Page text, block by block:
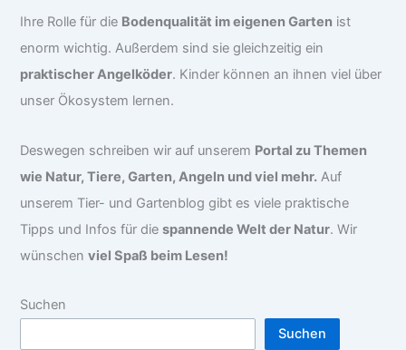
Ihre Rolle für die Bodenqualität im eigenen Garten ist
enorm wichtig. Außerdem sind sie gleichzeitig ein
praktischer Angelköder. Kinder können an ihnen viel über
unser Ökosystem lernen.
Deswegen schreiben wir auf unserem Portal zu Themen
wie Natur, Tiere, Garten, Angeln und viel mehr. Auf
unserem Tier- und Gartenblog gibt es viele praktische
Tipps und Infos für diespannende Welt der Natur. Wir
wünschenviel Spaß beim Lesen!
Suchen
Suchen